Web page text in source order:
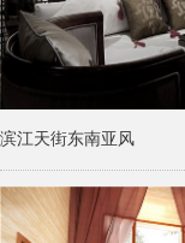
滨江天街东南亚风